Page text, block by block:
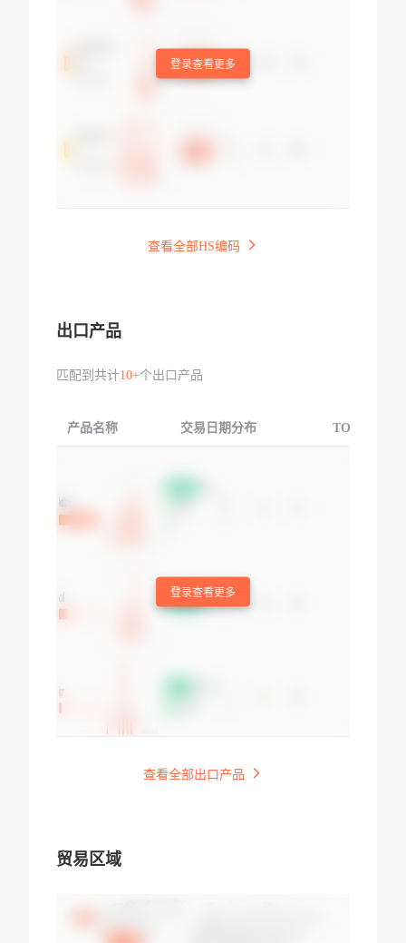
登录查看更多
查看全部HS编码
出口产品
匹配到共计10+个出口产品
产品名称 交易日期分布 TOP3交易国
登录查看更多
查看全部出口产品
贸易区域